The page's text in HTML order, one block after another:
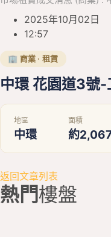
2025年10月02日
12:57
🏢 商業 · 租賃
中環 花園道3號
地區
中環
面積
約
返回文章列表
熱門樓盤